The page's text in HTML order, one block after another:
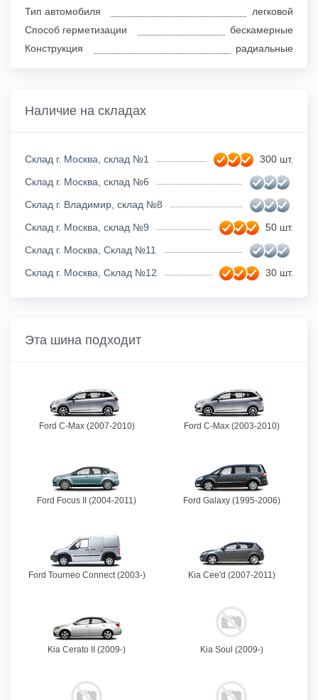
Тип автомобиля
легковой
Способ герметизации
бескамерные
Конструкция
радиальные
Наличие на складах
Склад г. Москва, склад №1
300 шт.
Склад г. Москва, склад №6
Склад г. Владимир, склад №8
Склад г. Москва, склад №9
50 шт.
Склад г. Москва, Склад №11
Склад г. Москва, Склад №12
30 шт.
Эта шина подходит
Ford C-Max (2007-2010) Ford C-Max (2003-2010)
Ford Focus II (2004-2011) Ford Galaxy (1995-2006)
Ford Tourneo Connect (2003-) Kia Cee'd (2007-2011)
Kia Cerato II (2009-) Kia Soul (2009-)